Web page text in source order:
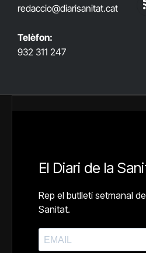
redaccio@diarisanitat.cat
Telèfon:
932 311 247